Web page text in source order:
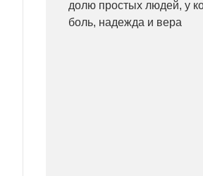
долю простых людей, у
боль, надежда и вера